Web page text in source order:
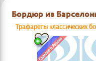
Бордюр из
Трафареты классических